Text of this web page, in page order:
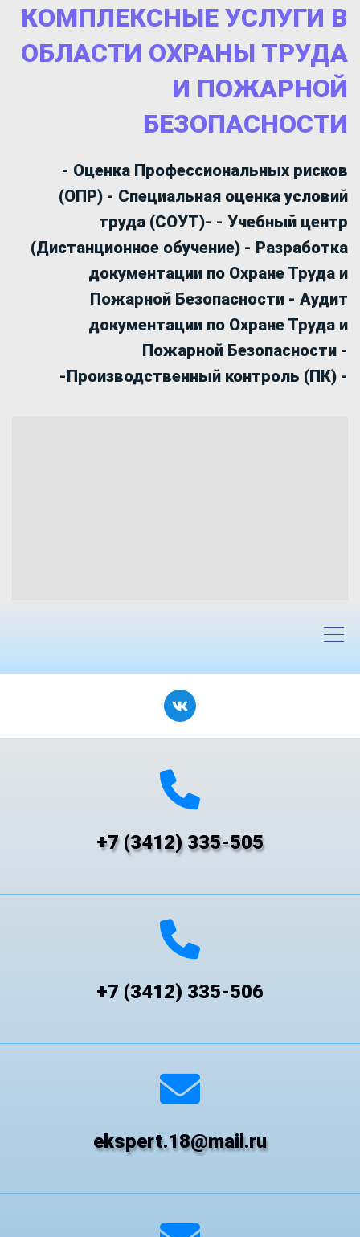
КОМПЛЕКСНЫЕ УСЛУГИ В
ОБЛАСТИ ОХРАНЫ ТРУДА
И ПОЖАРНОЙ
БЕЗОПАСНОСТИ
- Оценка Профессиональных рисков
(ОПР) - Специальная оценка условий
труда (СОУТ)- - Учебный центр
(Дистанционное обучение) - Разработка
документации по Охране Труда и
Пожарной Безопасности - Аудит
документации по Охране Труда и
Пожарной Безопасности -
-Производственный контроль (ПК) -
+7 (3412) 335-505
+7 (3412) 335-506
ekspert.18@mail.ru